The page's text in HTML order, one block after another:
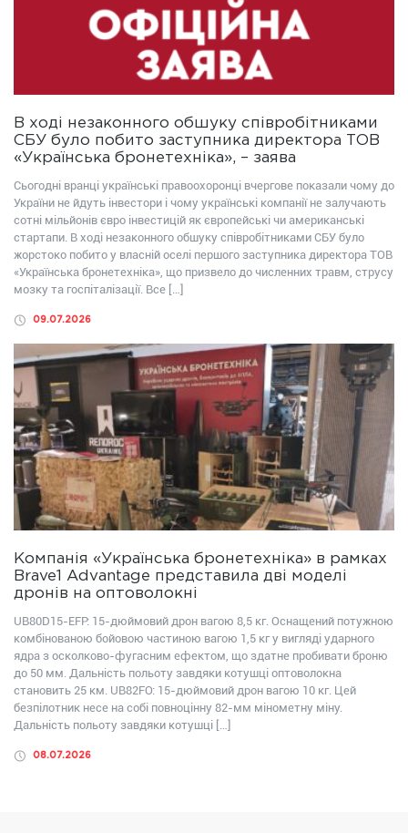
В ході незаконного обшуку співробітниками
СБУ було побито заступника директора ТОВ
«Українська бронетехніка», – заява
Сьогодні вранці українські правоохоронці вчергове показали чому до
України не йдуть інвестори і чому українські компанії не залучають
сотні мільйонів євро інвестицій як європейські чи американські
стартапи. В ході незаконного обшуку співробітниками СБУ було
жорстоко побито у власній оселі першого заступника директора ТОВ
«Українська бронетехніка», що призвело до численних травм, струсу
мозку та госпіталізації. Все […]
09.07.2026
Компанія «Українська бронетехніка» в рамках
Brave1 Advantage представила дві моделі
дронів на оптоволокні
UB80D15-EFP: 15-дюймовий дрон вагою 8,5 кг. Оснащений потужною
комбінованою бойовою частиною вагою 1,5 кг у вигляді ударного
ядра з осколково-фугасним ефектом, що здатне пробивати броню
до 50 мм. Дальність польоту завдяки котушці оптоволокна
становить 25 км. UB82FО: 15-дюймовий дрон вагою 10 кг. Цей
безпілотник несе на собі повноцінну 82-мм мінометну міну.
Дальність польоту завдяки котушці […]
08.07.2026